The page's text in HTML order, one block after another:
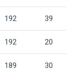
192 39
192 20
189 30